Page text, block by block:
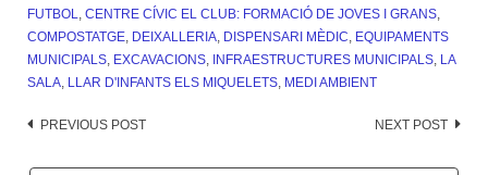
FUTBOL
CENTRE CÍVIC EL CLUB: FORMACIÓ DE JOVES I GRANS
COMPOSTATGE DEIXALLERIA DISPENSARI MÈDIC EQUIPAMENTS
MUNICIPALS EXCAVACIONS INFRAESTRUCTURES MUNICIPALS LA
SALA LLAR D'INFANTS ELS MIQUELETS MEDI AMBIENT
Post
PREVIOUS POST NEXT POST